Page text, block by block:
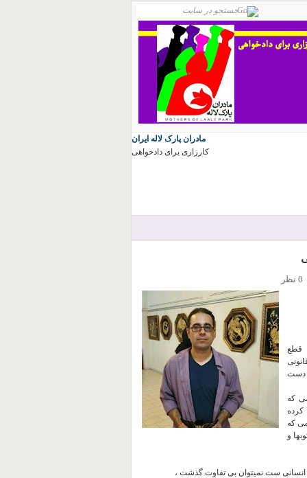
مادران پارک لاله ایران
کارزاری برای دادخواهی
0 نظر
قطع
دست
که
کرده
که
و
انسانی ست نمیتوان بی تفاوت گذشت ،